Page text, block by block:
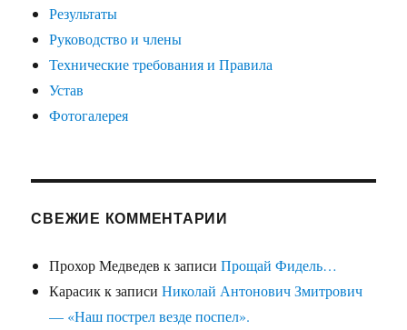
Результаты
Руководство и члены
Технические требования и Правила
Устав
Фотогалерея
СВЕЖИЕ КОММЕНТАРИИ
Прохор Медведев к записиПрощай Фидель…
Карасикк записиНиколай Антонович Змитрович
— «Наш пострел везде поспел».